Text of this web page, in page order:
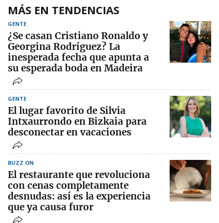
MÁS EN TENDENCIAS
GENTE
¿Se casan Cristiano Ronaldo y
Georgina Rodríguez? La
inesperada fecha que apunta a
su esperada boda en Madeira
GENTE
El lugar favorito de Silvia
Intxaurrondo en Bizkaia para
desconectar en vacaciones
BUZZ ON
El restaurante que revoluciona
con cenas completamente
desnudas: así es la experiencia
que ya causa furor